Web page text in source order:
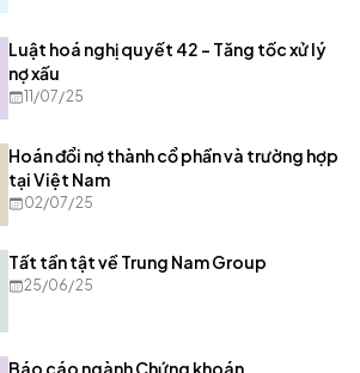
Luật hoá nghị quyết 42 – Tăng tốc xử lý
nợ xấu
11/07/25
Hoán đổi nợ thành cổ phần và trường hợp
tại Việt Nam
02/07/25
Tất tần tật về Trung Nam Group
25/06/25
Báo cáo ngành Chứng khoán